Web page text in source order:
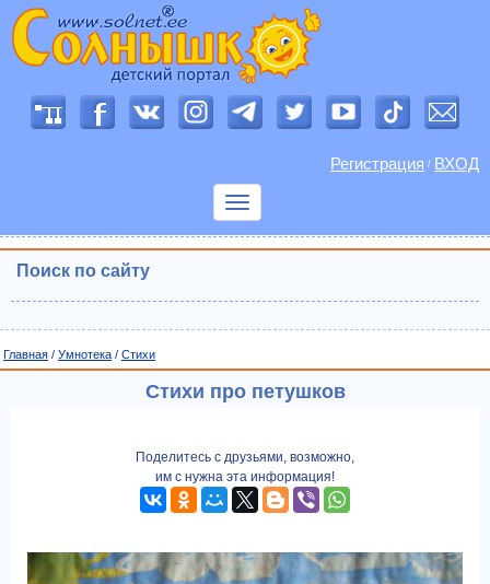
Регистрация / ВХОД
Показать
Поиск по сайту
Главная / Умнотека / Cтихи
Стихи про петушков
Поделитесь с друзьями, возможно,
им с нужна эта информация!